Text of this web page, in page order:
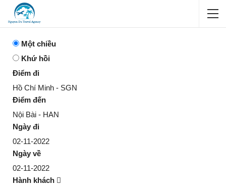
Một chiều
Khứ hồi
Điểm đi
Hồ Chí Minh - SGN
Điểm đến
Nội Bài - HAN
Ngày đi
02-11-2022
Ngày về
02-11-2022
Hành khách